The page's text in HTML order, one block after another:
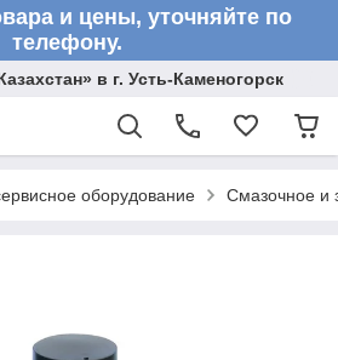
и цены, уточняйте по
телефону.
в г. Усть-Каменогорск
оборудование Смазочное и